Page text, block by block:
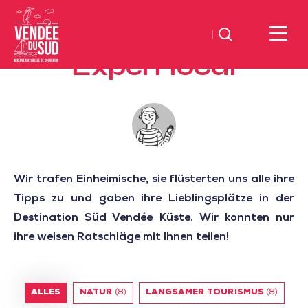
Sud
Suchen
Expert local
Wir trafen Einheimische, sie flüsterten uns alle ihre
Tipps zu und gaben ihre Lieblingsplätze in der
Destination Süd Vendée Küste. Wir konnten nur
ihre weisen Ratschläge mit Ihnen teilen!
ALLES NATUR (8) LANGSAMER TOURISMUS (8)